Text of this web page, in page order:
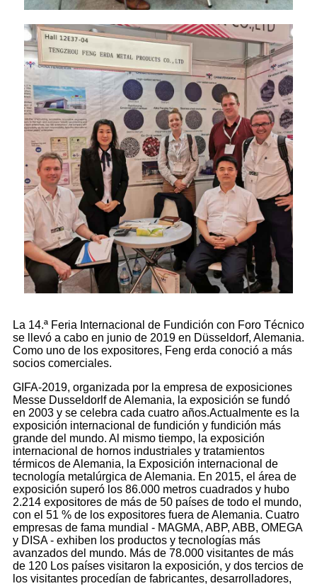
La 14.ª Feria Internacional de Fundición con Foro Técnico
se llevó a cabo en junio de 2019 en Düsseldorf, Alemania.
Como uno de los expositores, Feng erda conoció a más
socios comerciales.
GIFA-2019, organizada por la empresa de exposiciones
Messe Dusseldorlf de Alemania, la exposición se fundó
en 2003 y se celebra cada cuatro años.Actualmente es la
exposición internacional de fundición y fundición más
grande del mundo. Al mismo tiempo, la exposición
internacional de hornos industriales y tratamientos
térmicos de Alemania, la Exposición internacional de
tecnología metalúrgica de Alemania. En 2015, el área de
exposición superó los 86.000 metros cuadrados y hubo
2.214 expositores de más de 50 países de todo el mundo,
con el 51 % de los expositores fuera de Alemania. Cuatro
empresas de fama mundial - MAGMA, ABP, ABB, OMEGA
y DISA - exhiben los productos y tecnologías más
avanzados del mundo. Más de 78.000 visitantes de más
de 120 Los países visitaron la exposición, y dos tercios de
los visitantes procedían de fabricantes, desarrolladores,